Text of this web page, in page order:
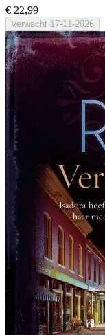
€ 22,99
Verwacht 17-11-2026